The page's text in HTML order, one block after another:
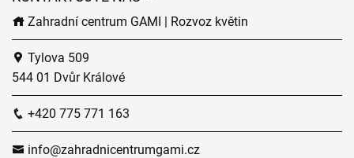
Zahradní centrum GAMI | Rozvoz květin
Tylova 509
544 01 Dvůr Králové
+420 775 771 163
info@zahradnicentrumgami.cz